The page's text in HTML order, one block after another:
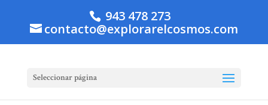
943 478 273
contacto@explorarelcosmos.com
Seleccionar página